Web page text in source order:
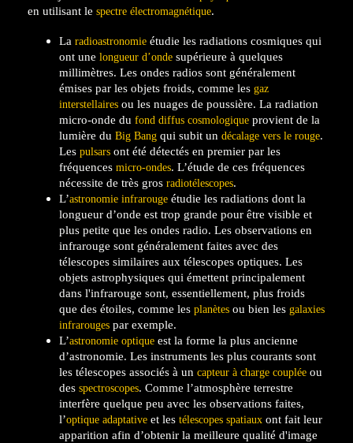
en utilisant le spectre électromagnétique.
La radioastronomie étudie les radiations cosmiques qui
ont une longueur d’onde supérieure à quelques
millimètres. Les ondes radios sont généralement
émises par les objets froids, comme les gaz
interstellaires ou les nuages de poussière. La radiation
micro-onde du fond diffus cosmologique provient de la
lumière du Big Bang qui subit un décalage vers le rouge.
Les pulsars ont été détectés en premier par les
fréquences micro-ondes. L’étude de ces fréquences
nécessite de très gros radiotélescopes.
L’astronomie infrarouge étudie les radiations dont la
longueur d’onde est trop grande pour être visible et
plus petite que les ondes radio. Les observations en
infrarouge sont généralement faites avec des
télescopes similaires aux télescopes optiques. Les
objets astrophysiques qui émettent principalement
dans l'infrarouge sont, essentiellement, plus froids
que des étoiles, comme les planètes ou bien les galaxies
infrarouges par exemple.
L’astronomie optique est la forme la plus ancienne
d’astronomie. Les instruments les plus courants sont
les télescopes associés à un capteur à charge couplée ou
des spectroscopes. Comme l’atmosphère terrestre
interfère quelque peu avec les observations faites,
l’optique adaptative et les télescopes spatiaux ont fait leur
apparition afin d’obtenir la meilleure qualité d'image